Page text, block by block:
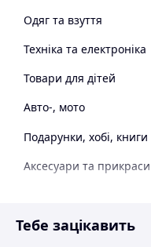
Одяг та взуття
Техніка та електроніка
Товари для дітей
Авто-, мото
Подарунки, хобі, книги
Аксесуари та прикраси
Спорт і відпочинок
Тебе зацікавить